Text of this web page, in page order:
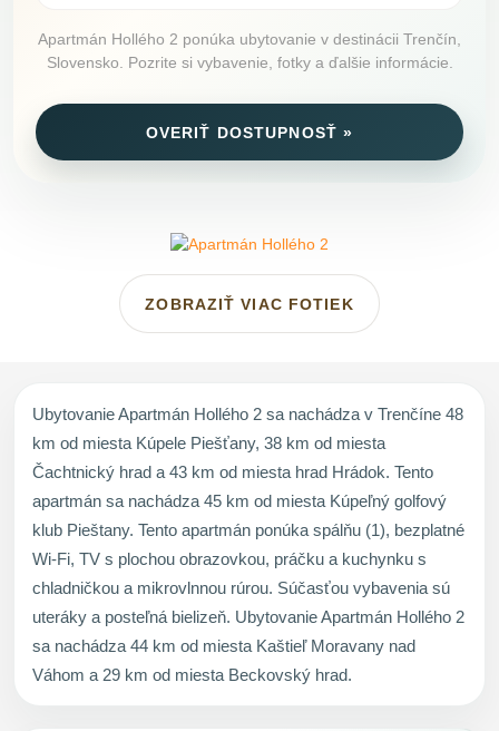
Apartmán Hollého 2 ponúka ubytovanie v destinácii Trenčín,
Slovensko. Pozrite si vybavenie, fotky a ďalšie informácie.
OVERIŤ DOSTUPNOSŤ »
ZOBRAZIŤ VIAC FOTIEK
Ubytovanie Apartmán Hollého 2 sa nachádza v Trenčíne 48
km od miesta Kúpele Piešťany, 38 km od miesta
Čachtnický hrad a 43 km od miesta hrad Hrádok. Tento
apartmán sa nachádza 45 km od miesta Kúpeľný golfový
klub Pieštany. Tento apartmán ponúka spálňu (1), bezplatné
Wi-Fi, TV s plochou obrazovkou, práčku a kuchynku s
chladničkou a mikrovlnnou rúrou. Súčasťou vybavenia sú
uteráky a posteľná bielizeň. Ubytovanie Apartmán Hollého 2
sa nachádza 44 km od miesta Kaštieľ Moravany nad
Váhom a 29 km od miesta Beckovský hrad.